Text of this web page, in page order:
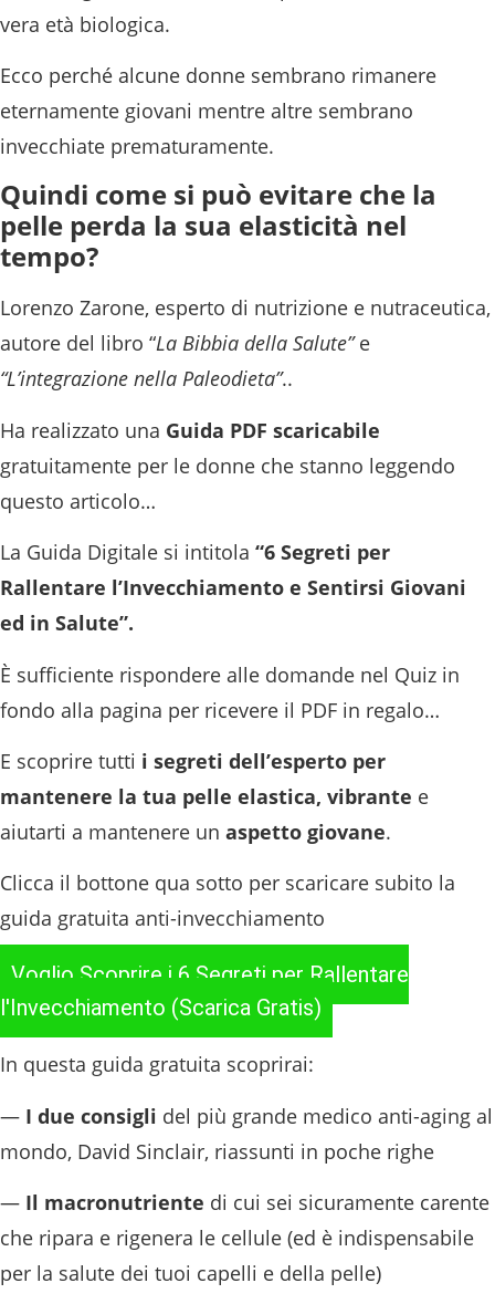
vera età biologica.
Ecco perché alcune donne sembrano rimanere
eternamente giovani mentre altre sembrano
invecchiate prematuramente.
Quindi come si può evitare che la
pelle perda la sua elasticità nel
tempo?
Lorenzo Zarone, esperto di nutrizione e nutraceutica,
autore del libro “La Bibbia della Salute”e
“L’integrazione nella Paleodieta”..
Ha realizzato una Guida PDF scaricabile
gratuitamente per le donne che stanno leggendo
questo articolo…
La Guida Digitale si intitola “6 Segreti per
Rallentare l’Invecchiamento e Sentirsi Giovani
ed in Salute”.
È sufficiente rispondere alle domande nel Quiz in
fondo alla pagina per ricevere il PDF in regalo…
E scoprire tutti i segreti dell’esperto per
mantenere la tua pelle elastica, vibrante e
aiutarti a mantenere un aspetto giovane.
Clicca il bottone qua sotto per scaricare subito la
guida gratuita anti-invecchiamento
Voglio Scoprire i 6 Segreti per Rallentare
l'Invecchiamento (Scarica Gratis)
In questa guida gratuita scoprirai:
— I due consigli del più grande medico anti-aging al
mondo, David Sinclair, riassunti in poche righe
— Il macronutriente di cui sei sicuramente carente
che ripara e rigenera le cellule (ed è indispensabile
per la salute dei tuoi capelli e della pelle)